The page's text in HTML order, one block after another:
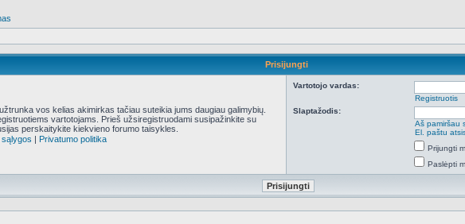
Prisijungti
vos kelias akimirkas tačiau suteikia jums daugiau galimybių.
vartotojams. Prieš užsiregistruodami susipažinkite su
perskaitykite kiekvieno forumo taisykles.
sąlygos | Privatumo politika
Vartotojo vardas:
Registruotis
Slaptažodis:
Aš pamiršau
El. paštu
Prijungti
Paslėpti